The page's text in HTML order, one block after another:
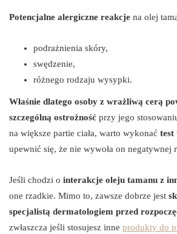
Potencjalne alergiczne reakcje na olej
podrażnienia skóry,
swędzenie,
różnego rodzaju wysypki.
Właśnie dlatego osoby z wrażliwą cerą
szczególną ostrożność przy jego
na większe partie ciała, warto wykonać test
upewnić się, że nie wywoła on negatywnej
Jeśli chodzi o interakcje oleju tamanu z
one rzadkie. Mimo to, zawsze dobrze jest
specjalistą dermatologiem przed
zwłaszcza jeśli stosujesz inne produkty do